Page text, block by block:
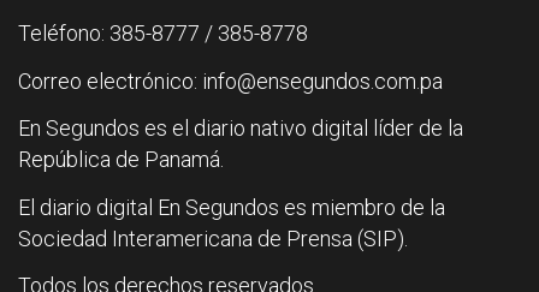
Teléfono: 385-8777 / 385-8778
Correo electrónico: info@ensegundos.com.pa
En Segundos es el diario nativo digital líder de la
República de Panamá.
El diario digital En Segundos es miembro de la
Sociedad Interamericana de Prensa (SIP).
Todos los derechos reservados.